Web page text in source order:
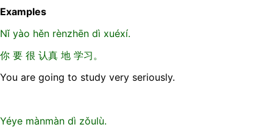
Examples
Nǐ yào hěn rènzhēn dì xuéxí.
你 要 很 认真 地 学习。
You are going to study very seriously.
Yéye mànmàn dì zǒulù.